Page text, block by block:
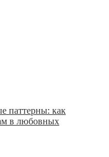
паттерны: как
в любовных